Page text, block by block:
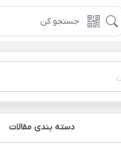
دسته بندی مقالات